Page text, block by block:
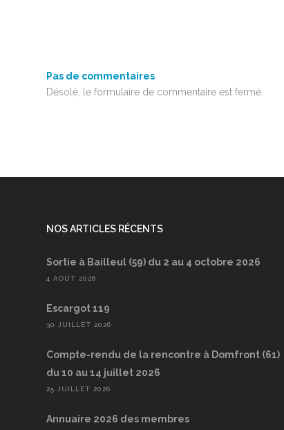
Pas de commentaires
Désolé, le formulaire de commentaire est fermé.
NOS ARTICLES RÉCENTS
Sortie à Bailleul (59) du 2 au 4 octobre 2026
4 AOÛT 2026
Escargot 119
30 JUILLET 2026
Compte-rendu de la rencontre à Domfront (61)
du 10 au 14 juillet 2026
25 JUILLET 2026
Annuaire 2026 des membres